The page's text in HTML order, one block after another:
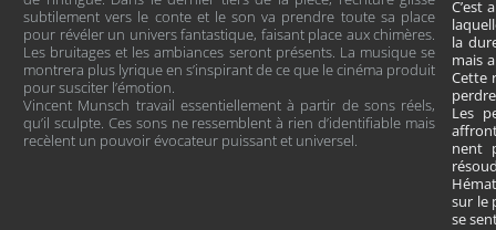
subtilement vers le conte et le son va prendre toute sa place
pour révéler un univers fantastique, faisant place aux chimères.
Les bruitages et les ambiances seront présents. La musique se
montrera plus lyrique en s’inspirant de ce que le cinéma produit
pour susciter l’émotion.
Vincent Munsch travail essentiellement à partir de sons réels,
qu’il sculpte. Ces sons ne ressemblent à rien d’identifiable mais
recèlent un pouvoir évocateur puissant et universel.
C’est
la
mais
Cette
Les
nent
sur le
se